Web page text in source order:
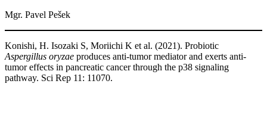
Mgr. Pavel Pešek
Konishi, H. Isozaki S, Moriichi K et al. (2021). Probiotic
Aspergillus oryzae produces anti-tumor mediator and exerts anti-
tumor effects in pancreatic cancer through the p38 signaling
pathway. Sci Rep 11: 11070.